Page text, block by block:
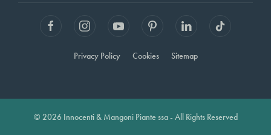
Privacy Policy Cookies Sitemap
© 2026 Innocenti & Mangoni Piante ssa - All Rights Reserved